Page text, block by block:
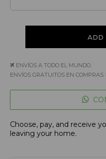
ENVÍOS A TODO EL MUNDO.
ENVÍOS GRATUITOS EN COMPRAS
Choose, pay, and receive
leaving your home.